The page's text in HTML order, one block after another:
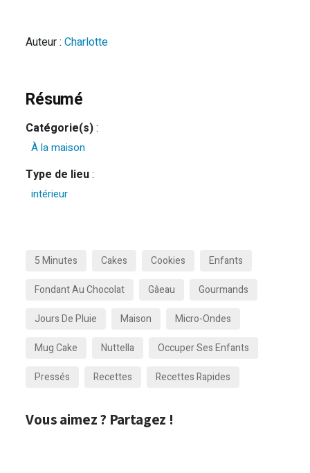
Auteur :Charlotte
Résumé
Catégorie(s):
À la maison
Type de lieu:
intérieur
5 Minutes Cakes Cookies
Enfants
Fondant Au Chocolat
Gâeau
Gourmands
Jours De Pluie
Maison
Micro-Ondes
Mug Cake
Nuttella
Occuper Ses Enfants
Pressés
Recettes Recettes Rapides
Vous aimez ? Partagez !